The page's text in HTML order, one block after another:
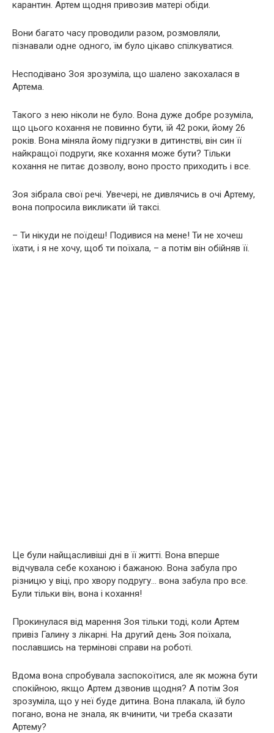
карантин. Артем щодня привозив матері обіди.
Вони багато часу проводили разом, розмовляли,
пізнавали одне одного, їм було цікаво спілкуватися.
Несподівано Зоя зрозуміла, що шалено закохалася в
Артема.
Такого з нею ніколи не було. Вона дуже добре розуміла,
що цього кохання не повинно бути, їй 42 роки, йому 26
років. Вона міняла йому підгузки в дитинстві, він син її
найкращої подруги, яке кохання може бути? Тільки
кохання не питає дозволу, воно просто приходить і все.
Зоя зібрала свої речі. Увечері, не дивлячись в очі Артему,
вона попросила викликати їй таксі.
– Ти нікуди не поїдеш! Подивися на мене! Ти не хочеш
їхати, і я не хочу, щоб ти поїхала, – а потім він обійняв її.
Це були найщасливіші дні в її житті. Вона вперше
відчувала себе коханою і бажаною. Вона забула про
різницю у віці, про хвору подругу… вона забула про все.
Були тільки він, вона і кохання!
Прокинулася від марення Зоя тільки тоді, коли Артем
привіз Галину з лікарні. На другий день Зоя поїхала,
пославшись на термінові справи на роботі.
Вдома вона спробувала заспокоїтися, але як можна бути
спокійною, якщо Артем дзвонив щодня? А потім Зоя
зрозуміла, що у неї буде дитина. Вона плакала, їй було
погано, вона не знала, як вчинити, чи треба сказати
Артему?